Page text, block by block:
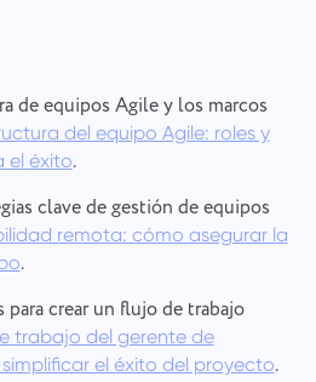
de equipos Agile y los marcos
del equipo Agile: roles y
el éxito.
clave de gestión de equipos
remota: cómo asegurar la
.
para crear un flujo de trabajo
trabajo del gerente de
el éxito del proyecto.